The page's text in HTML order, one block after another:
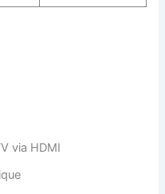
via HDMI